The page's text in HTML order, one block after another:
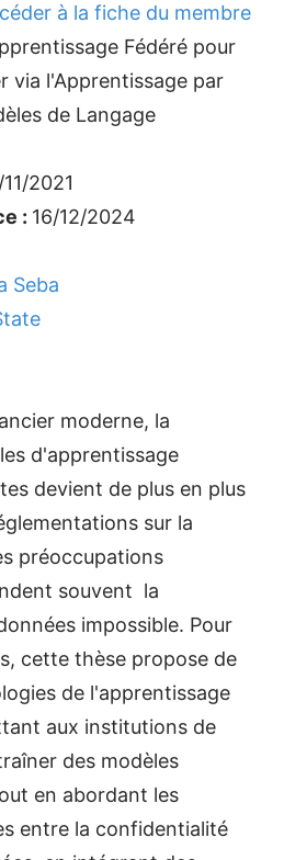
à la fiche du membre
Fédéré pour
via l'Apprentissage par
de Langage
2021
: 16/12/2024
Seba
moderne, la
d'apprentissage
devient de plus en plus
sur la
préoccupations
souvent la
impossible. Pour
cette thèse propose de
de l'apprentissage
aux institutions de
des modèles
en abordant les
entre la confidentialité